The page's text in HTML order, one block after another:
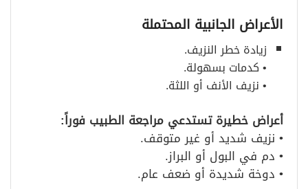
الأعراض الجانبية المحتملة
زيادة خطر النزيف.
• كدمات بسهولة.
• نزيف الأنف أو اللثة.
أعراض خطيرة تستدعي مراجعة الطبيب فوراً:
• نزيف شديد أو غير متوقف.
• دم في البول أو البراز.
• دوخة شديدة أو ضعف عام.